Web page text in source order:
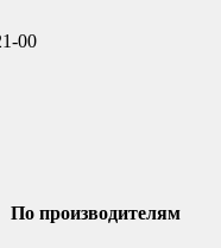
00
По производителям